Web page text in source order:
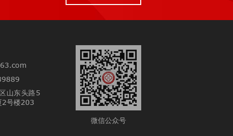
山东头路5
2号楼203
微信公众号